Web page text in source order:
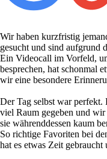
Wir haben kurzfristig
gesucht und sind aufgrund
Ein Videocall im Vorfeld,
besprechen, hat schonmal
wir eine besondere
Der Tag selbst war perfekt.
viel Raum gegeben und
sie währenddessen kaum
So richtige Favoriten bei
hat es etwas Zeit